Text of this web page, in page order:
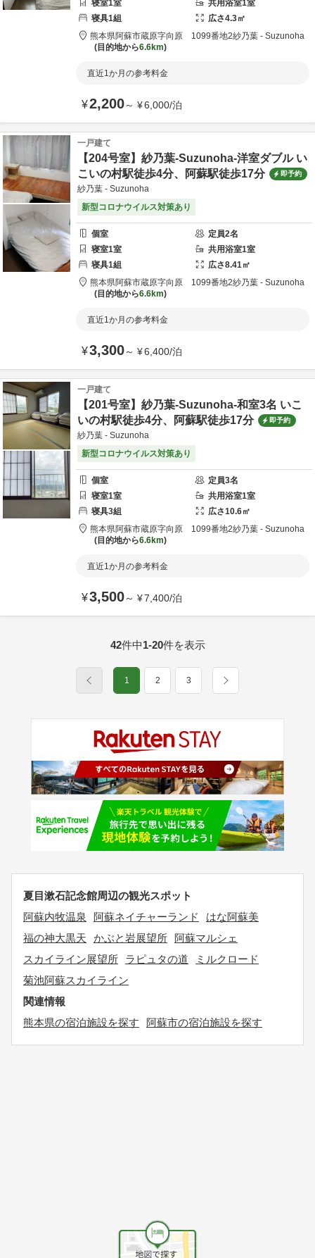
寝室1室 共用浴室1室
寝具1組 広さ4.3㎡
熊本県阿蘇市蔵原字向原 1099番地2紗乃葉 - Suzunoha
目的地から6.6km
直近1か月の参考料金
¥2,200～ ¥6,000/泊
一戸建て
【204号室】紗乃葉-Suzunoha-洋室ダブル い
こいの村駅徒歩4分、阿蘇駅徒歩17分
即予約
紗乃葉 - Suzunoha
新型コロナウイルス対策あり
個室 定員2名
寝室1室 共用浴室1室
寝具1組 広さ8.41㎡
熊本県阿蘇市蔵原字向原 1099番地2紗乃葉 - Suzunoha
目的地から6.6km
直近1か月の参考料金
¥3,300～ ¥6,400/泊
一戸建て
【201号室】紗乃葉-Suzunoha-和室3名 いこ
いの村駅徒歩4分、阿蘇駅徒歩17分
即予約
紗乃葉 - Suzunoha
新型コロナウイルス対策あり
個室 定員3名
寝室1室 共用浴室1室
寝具3組 広さ10.6㎡
熊本県阿蘇市蔵原字向原 1099番地2紗乃葉 - Suzunoha
目的地から6.6km
直近1か月の参考料金
¥3,500～ ¥7,400/泊
42件中1-20件を表示
1 2 3
夏目漱石記念館周辺の観光スポット
阿蘇内牧温泉
阿蘇ネイチャーランド
はな阿蘇美
福の神大黒天
かぶと岩展望所
阿蘇マルシェ
スカイライン展望所
ラピュタの道
ミルクロード
菊池阿蘇スカイライン
関連情報
熊本県の宿泊施設を探す
阿蘇市の宿泊施設を探す